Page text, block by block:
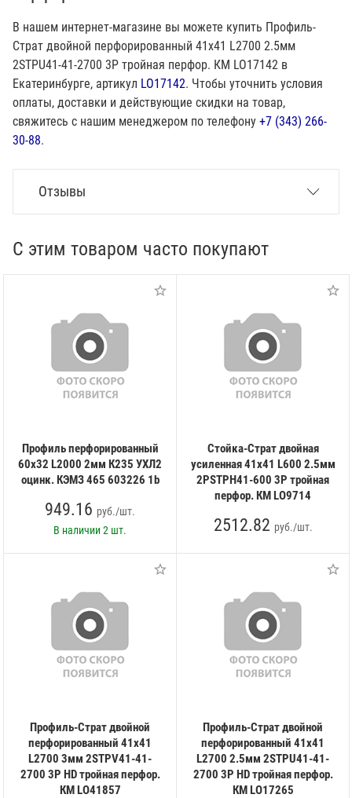
В нашем интернет-магазине вы можете купить Профиль-
Страт двойной перфорированный 41х41 L2700 2.5мм
2STPU41-41-2700 3P тройная перфор. КМ LO17142 в
Екатеринбурге, артикул LO17142. Чтобы уточнить условия
оплаты, доставки и действующие скидки на товар,
свяжитесь с нашим менеджером по телефону +7 (343) 266-
30-88.
Отзывы
С этим товаром часто покупают
Профиль перфорированный
60х32 L2000 2мм К235 УХЛ2
оцинк. КЭМЗ 465 603226 1b
949.16 руб./шт.
В наличии2 шт.
Стойка-Страт двойная
усиленная 41х41 L600 2.5мм
2PSTPH41-600 3P тройная
перфор. КМ LO9714
2512.82 руб./шт.
Профиль-Страт двойной
перфорированный 41х41
L2700 3мм 2STPV41-41-
2700 3P HD тройная перфор.
КМ LO41857
Профиль-Страт двойной
перфорированный 41х41
L2700 2.5мм 2STPU41-41-
2700 3P HD тройная перфор.
КМ LO17265